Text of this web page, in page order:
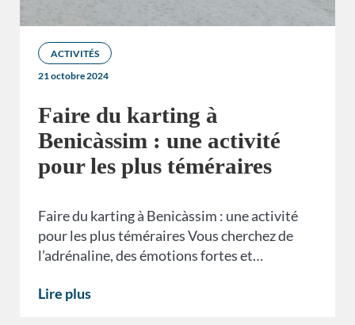
ACTIVITÉS
21 octobre 2024
Faire du karting à
Benicàssim : une activité
pour les plus téméraires
Faire du karting à Benicàssim : une activité
pour les plus téméraires Vous cherchez de
l’adrénaline, des émotions fortes et…
Lire plus